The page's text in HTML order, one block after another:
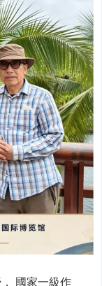
國家一級作